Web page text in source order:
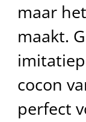
maar
maakt.
cocon
perfect